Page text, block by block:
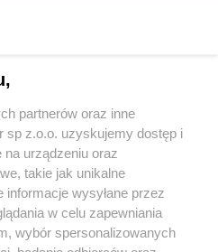
regulamin korzystania z portali
partnerów oraz inne
sp z.o.o. uzyskujemy dostęp i
urządzeniu oraz
takie jak unikalne
informacje wysyłane przez
w celu zapewniania
wybór spersonalizowanych